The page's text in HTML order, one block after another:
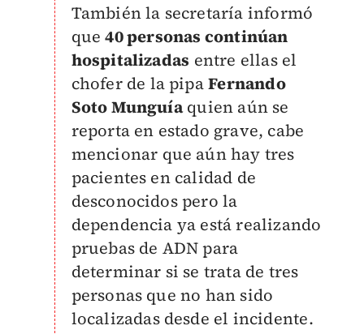
También la secretaría informó
que40 personas continúan
hospitalizadas entre ellas el
chofer de la pipaFernando
Soto Munguíaquien aún se
reporta en estado grave, cabe
mencionar que aún hay tres
pacientes en calidad de
desconocidos pero la
dependencia ya está realizando
pruebas de ADN para
determinar si se trata de tres
personas que no han sido
localizadas desde el incidente.